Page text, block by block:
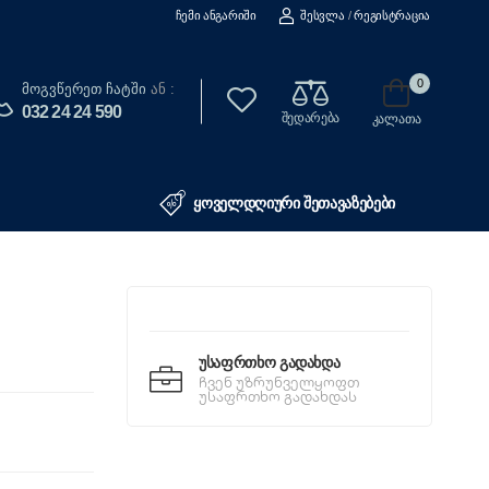
Ჩემი Ანგარიში Შესვლა / Რეგისტრაცია
Მოგვწერეთ Ჩატში ან :
032 24 24 590 შედარება
0
კალათა
ყოველდღიური შეთავაზებები
Უსაფრთხო Გადახდა
ჩვენ უზრუნველყოფთ
უსაფრთხო გადახდას